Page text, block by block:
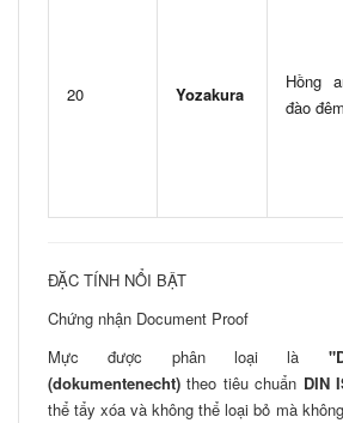
20 Yozakura
Hồng
đào đêm
ĐẶC TÍNH NỔI BẬT
Chứng nhận Document Proof
Mực được phân loại là
(dokumentenecht) theo tiêu chuẩn DIN
thể tẩy xóa và không thể loại bỏ mà